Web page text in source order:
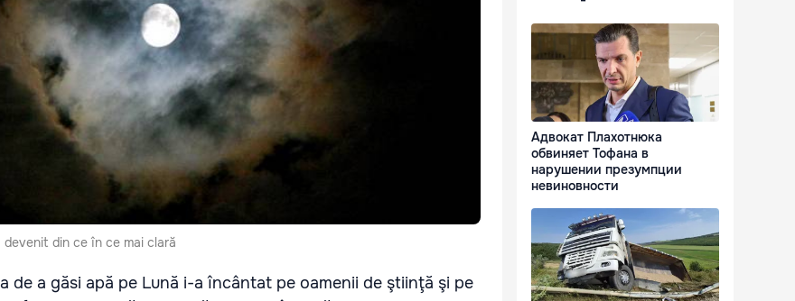
din ce în ce mai clară
de a găsi apă pe Lună i-a încântat pe oamenii de ştiinţă şi pe
Адвокат Плахотнюка
обвиняет Тофана в
нарушении презумпции
невиновности